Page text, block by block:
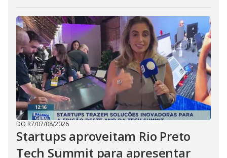
DO R7/07/08/2026
Startups aproveitam Rio Preto
Tech Summit para apresentar